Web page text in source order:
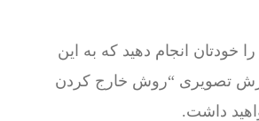
خودتان انجام دهید که به این
تصویری “روش خارج کردن
داشت.